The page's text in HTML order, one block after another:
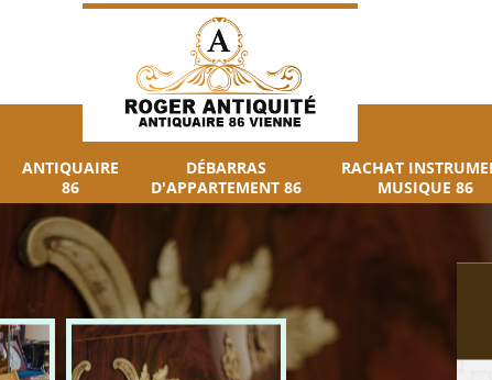
ANTIQUAIRE
86
DÉBARRAS
D'APPARTEMENT 86
RACHAT
MUSIQUE 86